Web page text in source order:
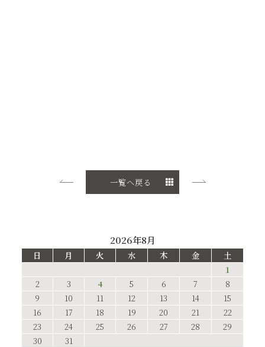
一覧へ戻る
2026年8月
日 月 火 水 木 金
土
1
2
3 4 5 6 7
8
9
10 11 12 13 14
15
16
17 18 19 20 21
22
23
24 25 26 27 28
29
30
31